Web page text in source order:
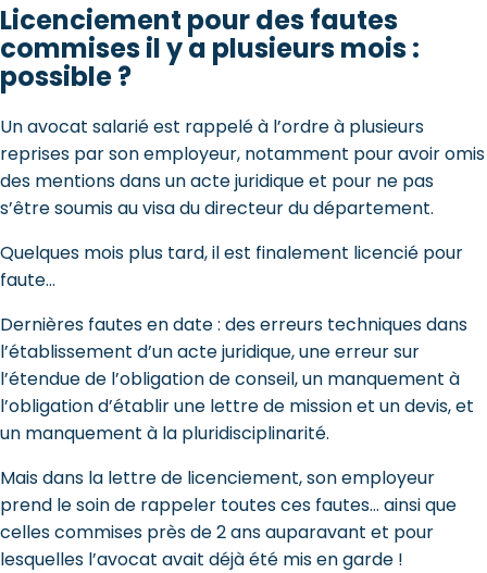
Licenciement pour des fautes
commises il y a plusieurs mois :
possible ?
Un avocat salarié est rappelé à l’ordre à plusieurs
reprises par son employeur, notamment pour avoir omis
des mentions dans un acte juridique et pour ne pas
s’être soumis au visa du directeur du département.
Quelques mois plus tard, il est finalement licencié pour
faute…
Dernières fautes en date : des erreurs techniques dans
l’établissement d’un acte juridique, une erreur sur
l’étendue de l’obligation de conseil, un manquement à
l’obligation d’établir une lettre de mission et un devis, et
un manquement à la pluridisciplinarité.
Mais dans la lettre de licenciement, son employeur
prend le soin de rappeler toutes ces fautes… ainsi que
celles commises près de 2 ans auparavant et pour
lesquelles l’avocat avait déjà été mis en garde !